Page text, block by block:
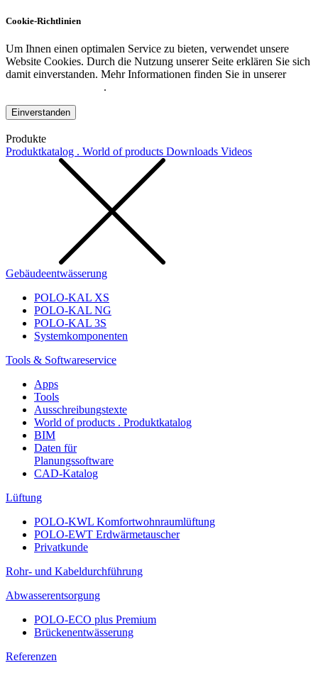
Cookie-Richtlinien
Um Ihnen einen optimalen Service zu bieten, verwendet unsere
Website Cookies. Durch die Nutzung unserer Seite erklären Sie sich
damit einverstanden. Mehr Informationen finden Sie in unserer
.
Einverstanden
Produkte
Produktkatalog . World of products Downloads Videos
Gebäudeentwässerung
POLO-KAL XS
POLO-KAL NG
POLO-KAL 3S
Systemkomponenten
Tools & Softwareservice
Apps
Tools
Ausschreibungstexte
World of products . Produktkatalog
BIM
Daten für
Planungssoftware
CAD-Katalog
Lüftung
POLO-KWL Komfortwohnraumlüftung
POLO-EWT Erdwärmetauscher
Privatkunde
Rohr- und Kabeldurchführung
Abwasserentsorgung
POLO-ECO plus Premium
Brückenentwässerung
Referenzen